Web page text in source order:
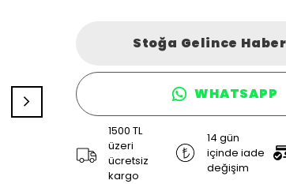
Stoğa Gelince
WHATSAPP
1500 TL
üzeri
ücretsiz
kargo
14 gün
içinde iade
değişim